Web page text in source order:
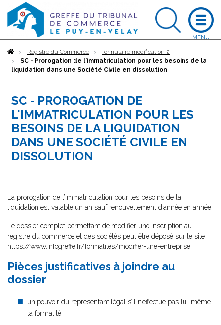
AccueilRegistre du Commerce
formulaire modification 2
SC - Prorogation de l'immatriculation pour les besoins de la
liquidation dans une Société Civile en dissolution
SC - PROROGATION DE
L'IMMATRICULATION POUR LES
BESOINS DE LA LIQUIDATION
DANS UNE SOCIÉTÉ CIVILE EN
DISSOLUTION
La prorogation de l’immatriculation pour les besoins de la
liquidation est valable un an sauf renouvellement d’année en année
Le dossier complet permettant de modifier une inscription au
registre du commerce et des sociétés peut être déposé sur le site
https://www.infogreffe.fr/formalites/modifier-une-entreprise
Pièces justificatives à joindre au
dossier
un pouvoir du représentant légal s’il n’effectue pas lui-même
la formalité